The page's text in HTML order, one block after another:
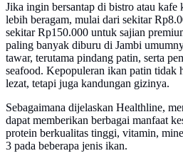
Jika ingin bersantap di bistro atau kafe
lebih beragam, mulai dari sekitar
sekitar Rp150.000 untuk sajian
paling banyak diburu di Jambi
tawar, terutama pindang patin, serta
seafood. Kepopuleran ikan patin tidak
lezat, tetapi juga kandungan gizinya.
Sebagaimana dijelaskan Healthline,
dapat memberikan berbagai manfaat
protein berkualitas tinggi, vitamin,
3 pada beberapa jenis ikan.